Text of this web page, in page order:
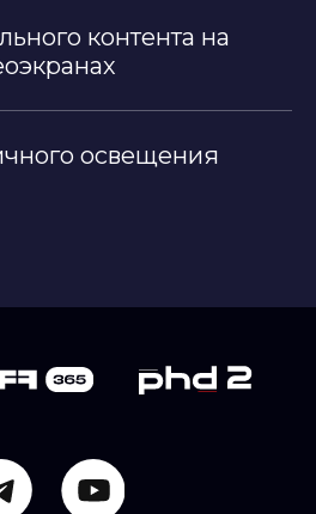
контента на
освещения
файлов cookie